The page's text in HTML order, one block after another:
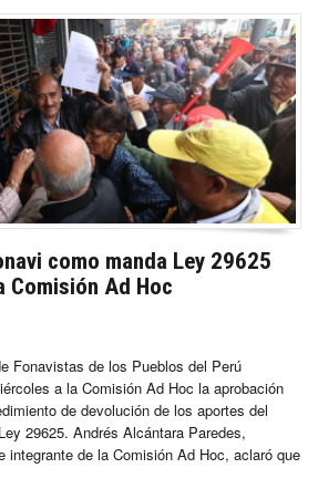
como manda Ley 29625
Comisión Ad Hoc
Fonavistas de los Pueblos del Perú
a la Comisión Ad Hoc la aprobación
de devolución de los aportes del
29625. Andrés Alcántara Paredes,
integrante de la Comisión Ad Hoc, aclaró que